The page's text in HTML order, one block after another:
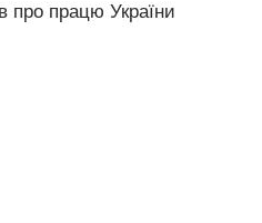
про працю України